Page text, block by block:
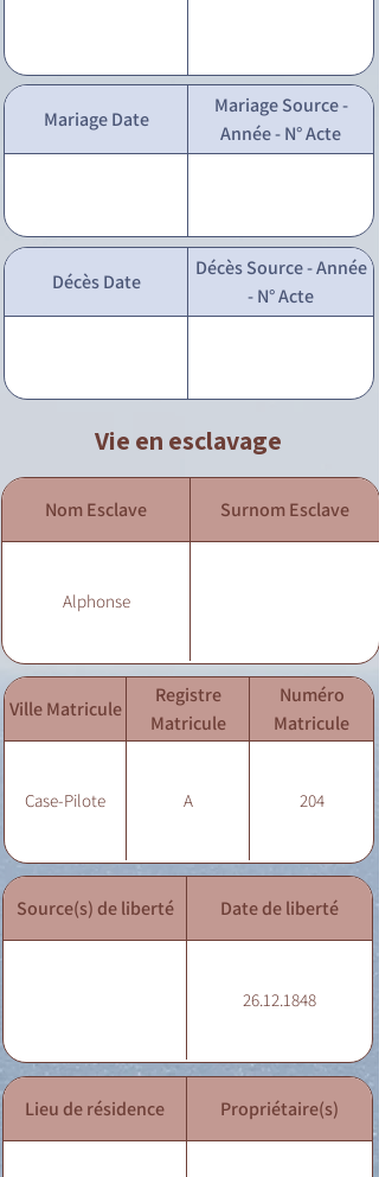
Mariage Date
Mariage Source -
Année - N° Acte
Décès Date
Décès Source - Année
- N° Acte
Vie en esclavage
Nom Esclave Surnom Esclave
Alphonse
Ville Matricule
Registre
Matricule
Numéro
Matricule
Case-Pilote A 204
Source(s) de liberté Date de liberté
26.12.1848
Lieu de résidence Propriétaire(s)